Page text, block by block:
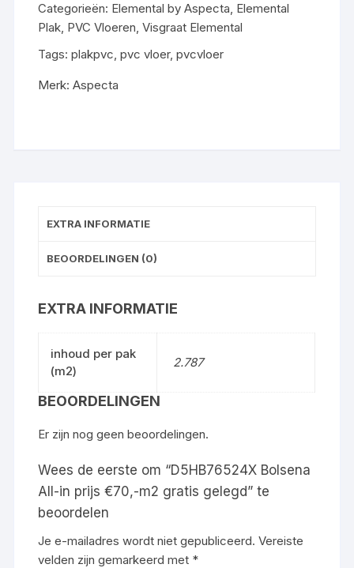
aantal
Categorieën: Elemental by Aspecta, Elemental
Plak, PVC Vloeren,Visgraat Elemental
Tags:plakpvc,pvc vloer,pvcvloer
Merk:Aspecta
EXTRA INFORMATIE
BEOORDELINGEN (0)
EXTRA INFORMATIE
inhoud per pak
(m2)
2.787
BEOORDELINGEN
Er zijn nog geen beoordelingen.
Wees de eerste om “D5HB76524X Bolsena
All-in prijs €70,-m2 gratis gelegd” te
beoordelen
Je e-mailadres wordt niet gepubliceerd. Vereiste
velden zijn gemarkeerd met *